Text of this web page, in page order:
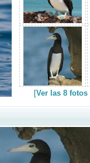
[Ver las 8